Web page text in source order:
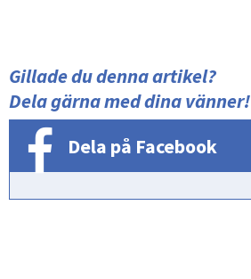
Gillade du denna artikel?
Dela gärna med dina vänner!
Dela på Facebook